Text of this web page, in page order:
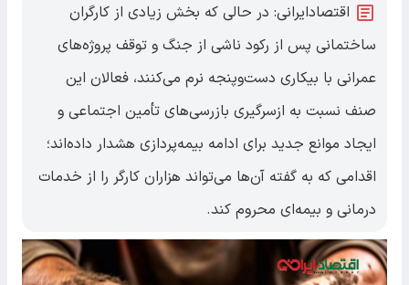
اقتصادایرانی: در حالی که بخش زیادی از کارگران
ساختمانی پس از رکود ناشی از جنگ و توقف پروژه‌های
عمرانی با بیکاری دست‌وپنجه نرم می‌کنند، فعالان این
صنف نسبت به ازسرگیری بازرسی‌های تأمین اجتماعی و
ایجاد موانع جدید برای ادامه بیمه‌پردازی هشدار داده‌اند؛
اقدامی که به گفته آن‌ها می‌تواند هزاران کارگر را از خدمات
درمانی و بیمه‌ای محروم کند.